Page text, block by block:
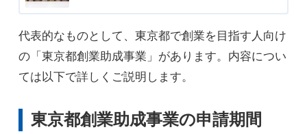
代表的なものとして、東京都で創業を目指す人向け
の「東京都創業助成事業」があります。内容につい
ては以下で詳しくご説明します。
東京都創業助成事業の申請期間